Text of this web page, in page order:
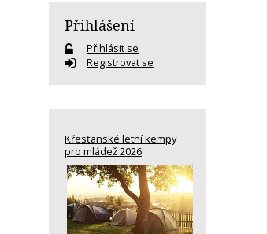
Přihlášení
Přihlásit se
Registrovat se
Křesťanské letní kempy
pro mládež 2026